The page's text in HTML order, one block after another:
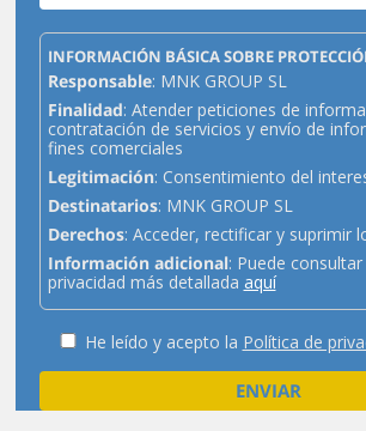
INFORMACIÓN BÁSICA SOBRE
Responsable: MNK GROUP SL
Finalidad: Atender peticiones de
contratación de servicios y envío de
fines comerciales
Legitimación: Consentimiento del
Destinatarios: MNK GROUP SL
Derechos: Acceder, rectificar y suprimir
Información adicional: Puede
privacidad más detallada aquí
He leído y acepto la Política de